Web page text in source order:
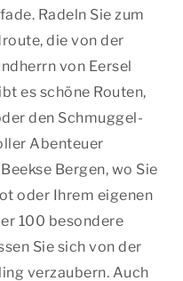
Radeln Sie zum
die von der
von Eersel
es schöne Routen,
den Schmuggel-
Abenteuer
Bergen, wo Sie
oder Ihrem eigenen
100 besondere
Sie sich von der
verzaubern. Auch